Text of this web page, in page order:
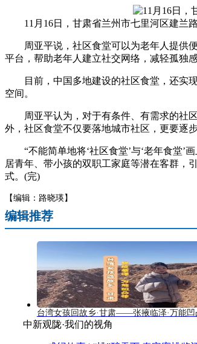
11月16日，甘肃省兰州市七里河区建兰
周亚平说，社区食堂可以为老年人提供便
平台，帮助老年人建立社交网络，减轻孤独
目前，中国多地建设的社区食堂，还实现
空间。
周亚平认为，对于有条件、有需求的社区
外，社区食堂不仅要落地城市社区，更要逐
“不能简单地将‘社区食堂’与‘老年食堂’
居青年、带小孩的双职工家庭等潜在客群，
式。(完)
【编辑：路晓瑛】
编辑推荐
台湾女孩回故乡·甘肃——张掖临泽·万能凹
中新观陇·我们的视角